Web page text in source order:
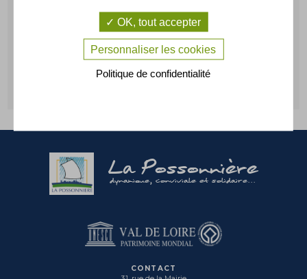
Location
La Possonnière
dynamique, conviviale et solidaire...
CONTACT
OK, tout accepter
Personnaliser les cookies
Politique de confidentialité